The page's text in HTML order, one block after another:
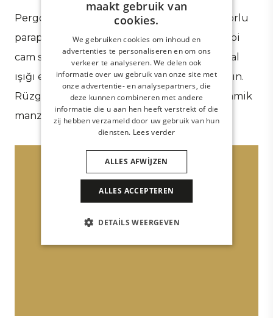
Pergolanızı sürgülü veya katlanır cam, motorlu
parapet veya ayarlanabilir rüzgâr kırıcılar gibi
cam sistemlerimizden biriyle kapatarak doğal
ışığı en iyi şekilde yakalayın ve konforu artırın.
Rüzgârdan korunmuş, rahat bir alan. Panoramik
manzaralar eşliğinde.
Eşsiz dış mekân deneyimi
maakt gebruik van
cookies.
We gebruiken cookies om inhoud en
advertenties te personaliseren en om ons
verkeer te analyseren. We delen ook
informatie over uw gebruik van onze site met
onze advertentie- en analysepartners, die
deze kunnen combineren met andere
informatie die u aan hen heeft verstrekt of die
zij hebben verzameld door uw gebruik van hun
diensten. Lees verder
ALLES ACCEPTEREN
ALLES AFWIJZEN
DETAILS WEERGEVEN